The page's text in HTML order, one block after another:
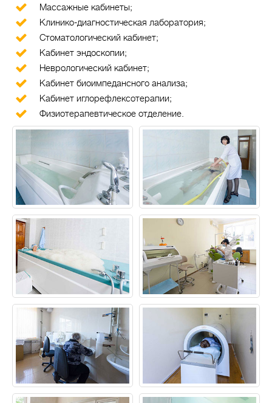
Массажные кабинеты;
Клинико-диагностическая лаборатория;
Стоматологический кабинет;
Кабинет эндоскопии;
Неврологический кабинет;
Кабинет биоимпедансного анализа;
Кабинет иглорефлексотерапии;
Физиотерапевтическое отделение.